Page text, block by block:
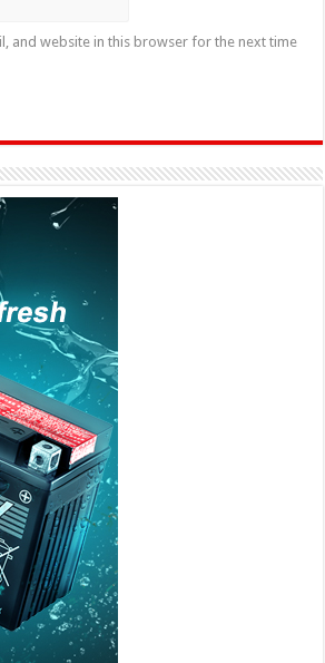
and website in this browser for the next time